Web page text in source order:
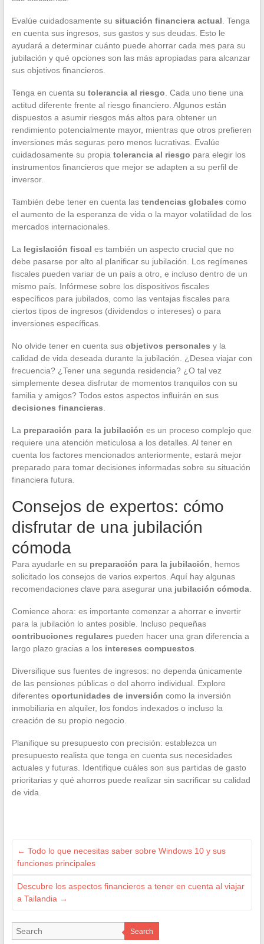
Evalúe cuidadosamente su situación financiera actual . Tenga
en cuenta sus ingresos, sus gastos y sus deudas. Esto le
ayudará a determinar cuánto puede ahorrar cada mes para su
jubilación y qué opciones son las más apropiadas para alcanzar
sus objetivos financieros.
Tenga en cuenta su tolerancia al riesgo . Cada uno tiene una
actitud diferente frente al riesgo financiero. Algunos están
dispuestos a asumir riesgos más altos para obtener un
rendimiento potencialmente mayor, mientras que otros prefieren
inversiones más seguras pero menos lucrativas. Evalúe
cuidadosamente su propia tolerancia al riesgo para elegir los
instrumentos financieros que mejor se adapten a su perfil de
inversor.
También debe tener en cuenta las tendencias globales como
el aumento de la esperanza de vida o la mayor volatilidad de los
mercados internacionales.
La legislación fiscal es también un aspecto crucial que no
debe pasarse por alto al planificar su jubilación. Los regímenes
fiscales pueden variar de un país a otro, e incluso dentro de un
mismo país. Infórmese sobre los dispositivos fiscales
específicos para jubilados, como las ventajas fiscales para
ciertos tipos de ingresos (dividendos o intereses) o para
inversiones específicas.
No olvide tener en cuenta sus objetivos personales y la
calidad de vida deseada durante la jubilación. ¿Desea viajar con
frecuencia? ¿Tener una segunda residencia? ¿O tal vez
simplemente desea disfrutar de momentos tranquilos con su
familia y amigos? Todos estos aspectos influirán en sus
decisiones financieras
La preparación para la jubilación es un proceso complejo que
requiere una atención meticulosa a los detalles. Al tener en
cuenta los factores mencionados anteriormente, estará mejor
preparado para tomar decisiones informadas sobre su situación
financiera futura.
Consejos de expertos: cómo
disfrutar de una jubilación
cómoda
Para ayudarle en su preparación para la jubilación , hemos
solicitado los consejos de varios expertos. Aquí hay algunas
recomendaciones clave para asegurar una jubilación cómoda.
Comience ahora: es importante comenzar a ahorrar e invertir
para la jubilación lo antes posible. Incluso pequeñas
contribuciones regulares pueden hacer una gran diferencia a
largo plazo gracias a los intereses compuestos
Diversifique sus fuentes de ingresos: no dependa únicamente
de las pensiones públicas o del ahorro individual. Explore
diferentes oportunidades de inversión como la inversión
inmobiliaria en alquiler, los fondos indexados o incluso la
creación de su propio negocio.
Planifique su presupuesto con precisión: establezca un
presupuesto realista que tenga en cuenta sus necesidades
actuales y futuras. Identifique cuáles son sus partidas de gasto
prioritarias y qué ahorros puede realizar sin sacrificar su calidad
de vida.
← Todo lo que necesitas saber sobre Windows 10 y sus
funciones principales
Descubre los aspectos financieros a tener en cuenta al viajar
a Tailandia →
Search